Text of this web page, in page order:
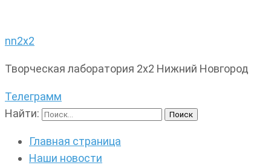
nn2x2
Творческая лаборатория 2х2 Нижний Новгород
Телеграмм
Найти:
Главная страница
Наши новости